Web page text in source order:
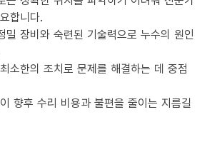
합니다.
밀 장비와 숙련된 기술력으로 누수의 원인
소한의 조치로 문제를 해결하는 데 중점
향후 수리 비용과 불편을 줄이는 지름길